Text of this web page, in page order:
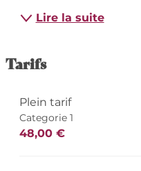
Lire la suite
Tarifs
Plein tarif
Categorie 1
48,00 €